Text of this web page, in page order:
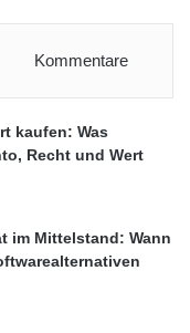
Estland
Kommentare
kaufen: Was
Recht und Wert
im Mittelstand: Wann